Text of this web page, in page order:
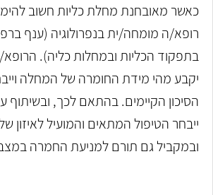
כאשר מאובחנת מחלת כליות חשוב
רופא/ה מומחה/יתבנפרולוגיה (ענף
בתפקוד הכליות ובמחלות כליה).
יקבע מהי מידת החומרה של המחלה
הסיכון הקיימים.בהתאם לכך, ובשיתוף
ייבחר הטיפול המתאים והמועיל לאיזון של
ובמקביל גם תורם למניעת החמרה